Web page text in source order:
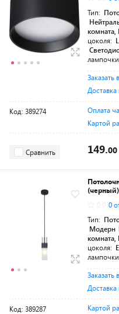
Тип:
комната,
цоколя:
Заказать
Код: 389274 Оплата
Картой
Сравнить 149.00
(черный)
0
Тип:
Модерн
комната,
цоколя:
Заказать
Код: 389287 Картой